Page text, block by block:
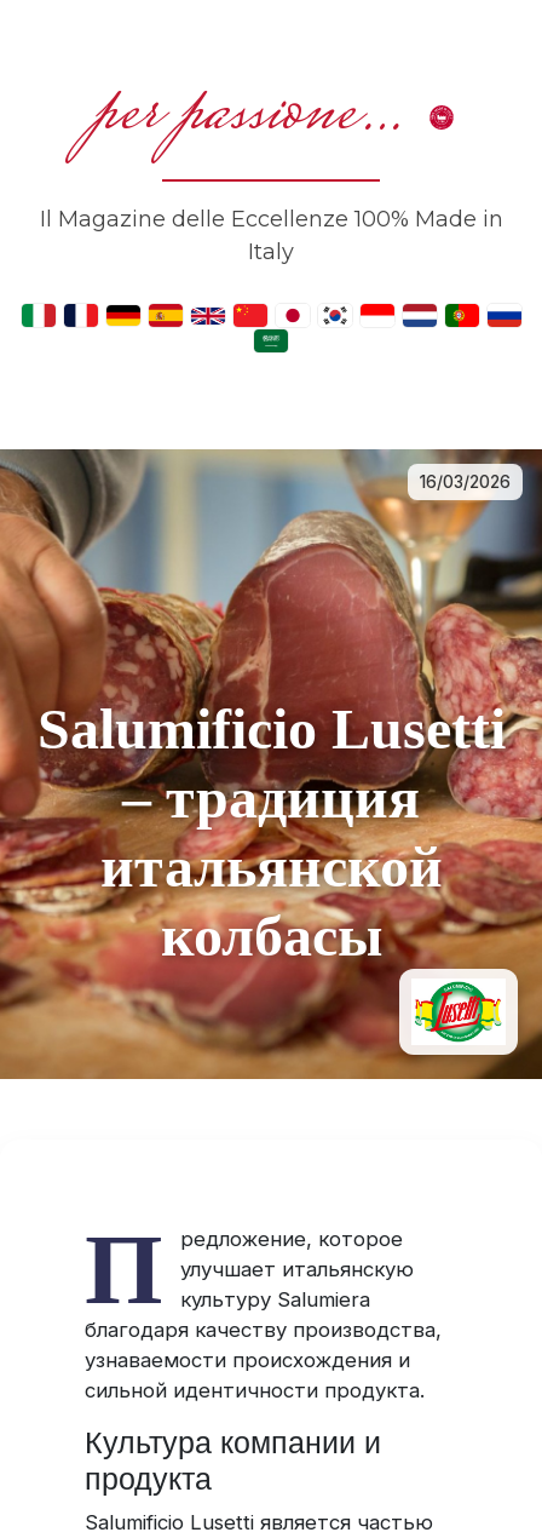
per passione…
Il Magazine delle Eccellenze 100% Made in
Italy
16/03/2026
Salumificio Lusetti
– традиция
итальянской
колбасы
П
редложение, которое
улучшает итальянскую
культуру Salumiera
благодаря качеству производства,
узнаваемости происхождения и
сильной идентичности продукта.
Культура компании и
продукта
Salumificio Lusetti является частью